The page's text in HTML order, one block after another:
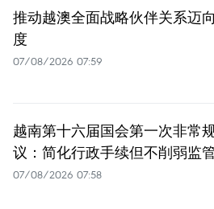
推动越澳全面战略伙伴关系迈
度
07/08/2026 07:59
越南第十六届国会第一次非常
议：简化行政手续但不削弱监
07/08/2026 07:58